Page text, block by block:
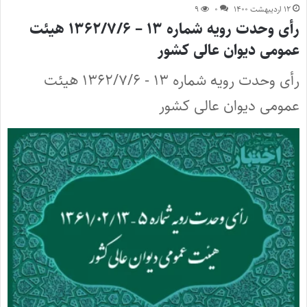
۱۲ اردیبهشت ۱۴۰۰ ۰ ۹
رأی وحدت رویه شماره ۱۳ – ۱۳۶۲/۷/۶ هیئت
عمومی دیوان عالی کشور
رأی وحدت رویه شماره ۱۳ - ۱۳۶۲/۷/۶ هیئت
عمومی دیوان عالی کشور